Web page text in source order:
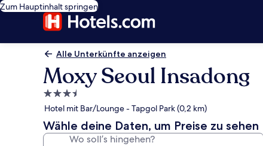
Zum Hauptinhalt springen
Alle Unterkünfte anzeigen
Moxy Seoul Insadong
3.5-
Sterne-
Unterkunft
Hotel mit Bar/Lounge - Tapgol Park (0,2 km)
Wähle deine Daten, um Preise zu sehen
Wo soll’s hingehen?